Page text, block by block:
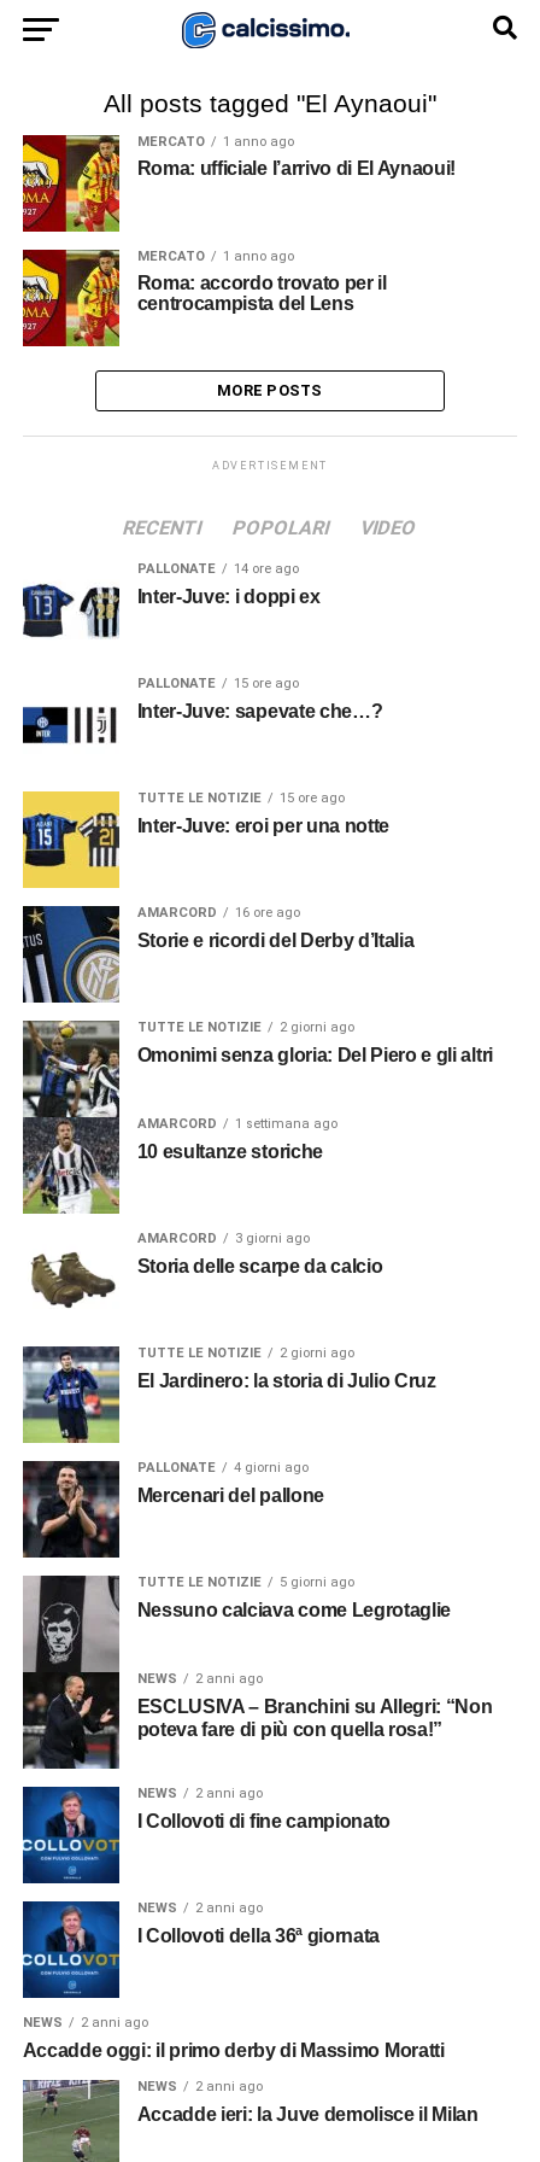
All posts tagged "El Aynaoui"
MERCATO 1 anno ago
Roma: ufficiale l’arrivo di El Aynaoui!
MERCATO 1 anno ago
Roma: accordo trovato per il
centrocampista del Lens
MORE POSTS
ADVERTISEMENT
RECENTI POPOLARI VIDEO
PALLONATE 14 ore ago
Inter-Juve: i doppi ex
PALLONATE 15 ore ago
Inter-Juve: sapevate che…?
TUTTE LE NOTIZIE 15 ore ago
Inter-Juve: eroi per una notte
AMARCORD 16 ore ago
Storie e ricordi del Derby d’Italia
TUTTE LE NOTIZIE 2 giorni ago
Omonimi senza gloria: Del Piero e gli altri
AMARCORD 1 settimana ago
10 esultanze storiche
AMARCORD 3 giorni ago
Storia delle scarpe da calcio
TUTTE LE NOTIZIE 2 giorni ago
El Jardinero: la storia di Julio Cruz
PALLONATE 4 giorni ago
Mercenari del pallone
TUTTE LE NOTIZIE 5 giorni ago
Nessuno calciava come Legrotaglie
NEWS 2 anni ago
ESCLUSIVA – Branchini su Allegri: “Non
poteva fare di più con quella rosa!”
NEWS 2 anni ago
I Collovoti di fine campionato
NEWS 2 anni ago
I Collovoti della 36ª giornata
NEWS 2 anni ago
Accadde oggi: il primo derby di Massimo Moratti
NEWS 2 anni ago
Accadde ieri: la Juve demolisce il Milan